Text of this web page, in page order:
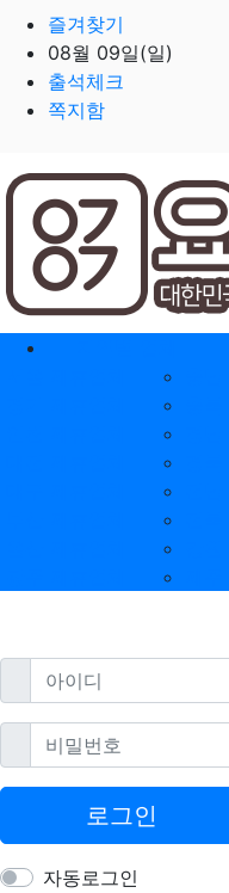
즐겨찾기
08월 09일(일)
출석체크
쪽지함
홈으로
아이디필수
비밀번호필수
로그인
자동로그인